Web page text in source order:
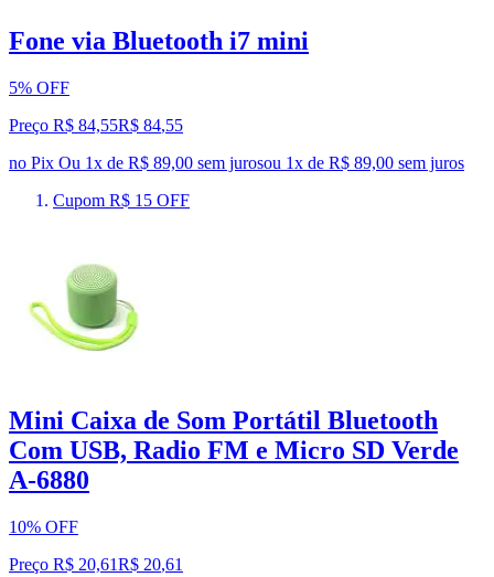
Fone via Bluetooth i7 mini
5% OFF
Preço R$ 84,55R$ 84,55
no Pix Ou 1x de R$ 89,00 sem jurosou 1x de R$ 89,00 sem juros
Cupom R$ 15 OFF
Mini Caixa de Som Portátil Bluetooth
Com USB, Radio FM e Micro SD Verde
A-6880
10% OFF
Preço R$ 20,61R$ 20,61